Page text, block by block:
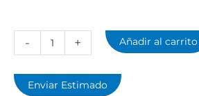
- + Añadir al carrito
Enviar Estimado